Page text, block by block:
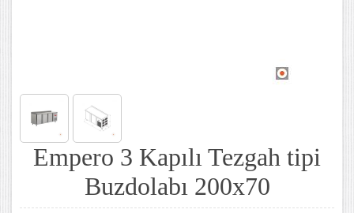
Empero 3 Kapılı Tezgah tipi
Buzdolabı 200x70